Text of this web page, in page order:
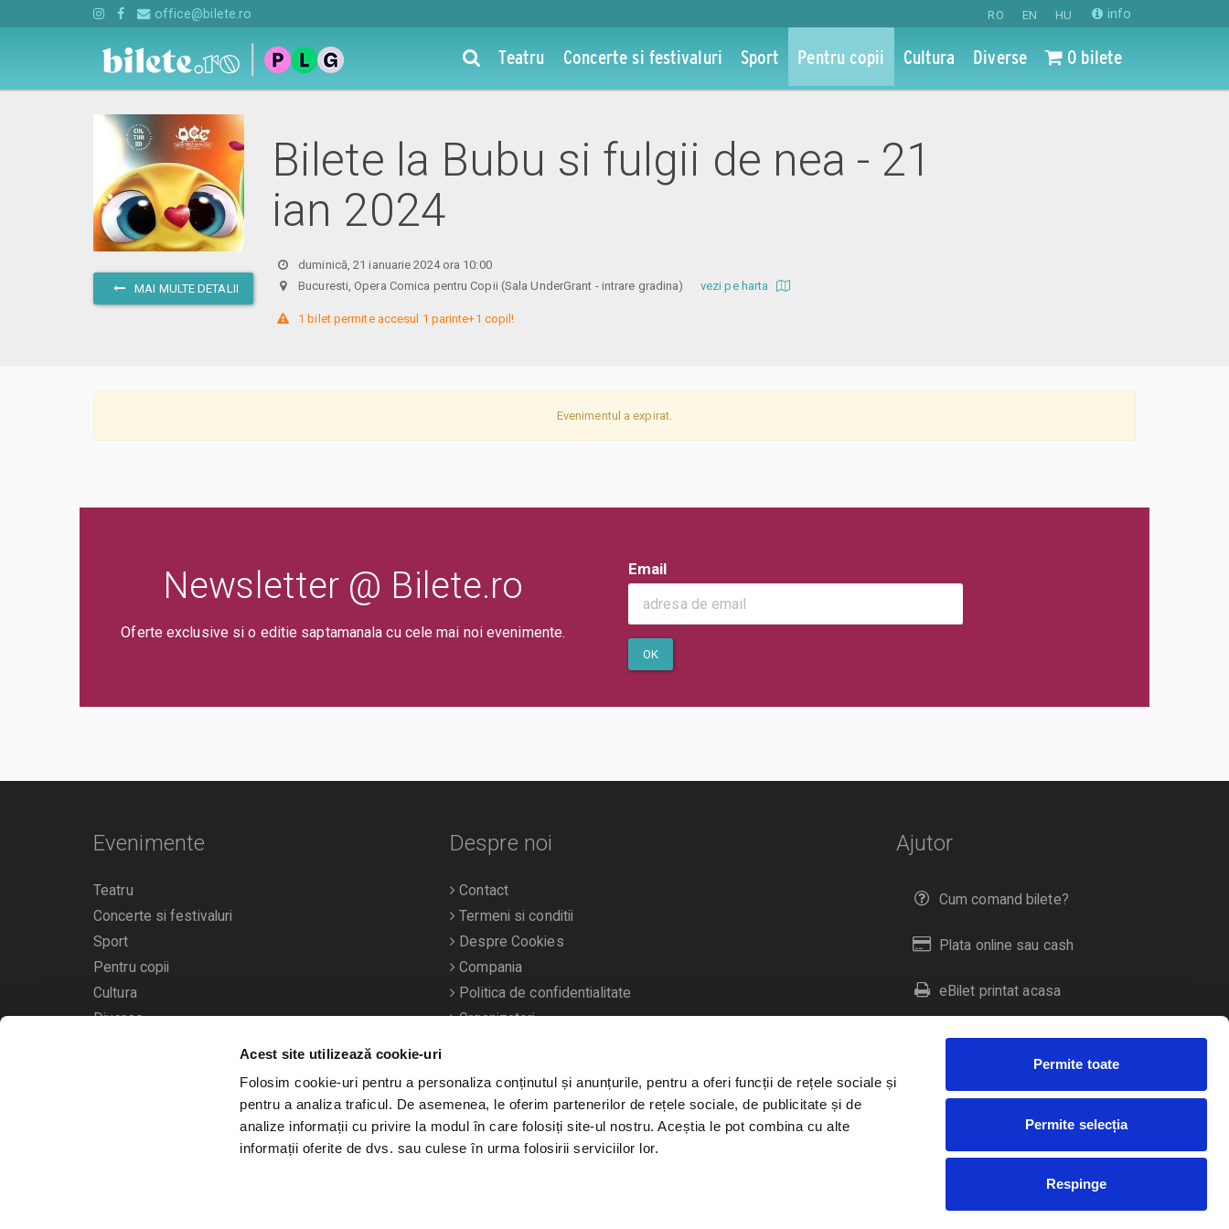
Acest site utilizează cookie-uri
Folosim cookie-uri pentru a personaliza conținutul și anunțurile, pentru a oferi funcții de rețele sociale și
pentru a analiza traficul. De asemenea, le oferim partenerilor de rețele sociale, de publicitate și de
analize informații cu privire la modul în care folosiți site-ul nostru. Aceștia le pot combina cu alte
informații oferite de dvs. sau culese în urma folosirii serviciilor lor.
Permite toate
Permite selecția
Respinge
RO EN HU info
office@bilete.ro
Teatru Concerte si festivaluri Sport Pentru copii Cultura Diverse 0 bilete
MAI MULTE DETALII
Bilete la Bubu si fulgii de nea - 21
ian 2024
duminică, 21 ianuarie 2024 ora 10:00
Bucuresti, Opera Comica pentru Copii (Sala UnderGrant - intrare gradina) vezi pe harta
1 bilet permite accesul 1 parinte+1 copil!
Evenimentul a expirat.
Newsletter @ Bilete.ro
Oferte exclusive si o editie saptamanala cu cele mai noi evenimente.
Email
OK
Ajutor
Cum comand bilete?
Plata online sau cash
eBilet printat acasa
Livrare prin curier
Duplicare bilete
Evenimente
Teatru
Concerte si festivaluri
Sport
Pentru copii
Cultura
Diverse
Calendarul evenimentelor
Despre noi
Contact
Termeni si conditii
Despre Cookies
Compania
Politica de confidentialitate
Organizatori